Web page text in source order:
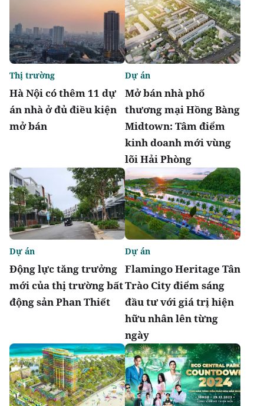
Hà Nội có thêm 11 dự
án nhà ở đủ điều kiện
mở bán
Thị trường
Mở bán nhà phố
thương mại Hồng Bàng
Midtown: Tâm điểm
kinh doanh mới vùng
lõi Hải Phòng
Dự án
Động lực tăng trưởng
mới của thị trường bất
động sản Phan Thiết
Dự án
Flamingo Heritage Tân
Trào City điểm sáng
đầu tư với giá trị hiện
hữu nhân lên từng
ngày
Dự án